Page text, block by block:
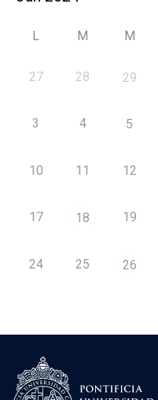
L M M
27 28 29
3 4 5
10 11 12
17 18 19
24 25 26